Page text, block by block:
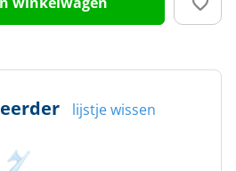
lijstje wissen